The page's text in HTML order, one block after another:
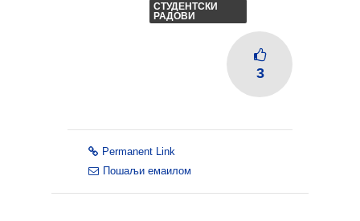
СТУДЕНТСКИ
РАДОВИ
3
Permanent Link
Пошаљи емаилом